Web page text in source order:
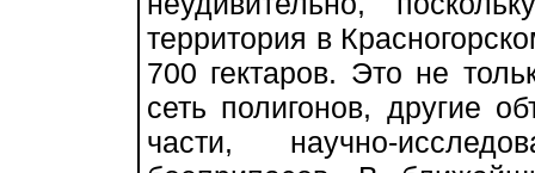
территория в
700 гектаров. Это не
сеть полигонов, другие
части, научно-